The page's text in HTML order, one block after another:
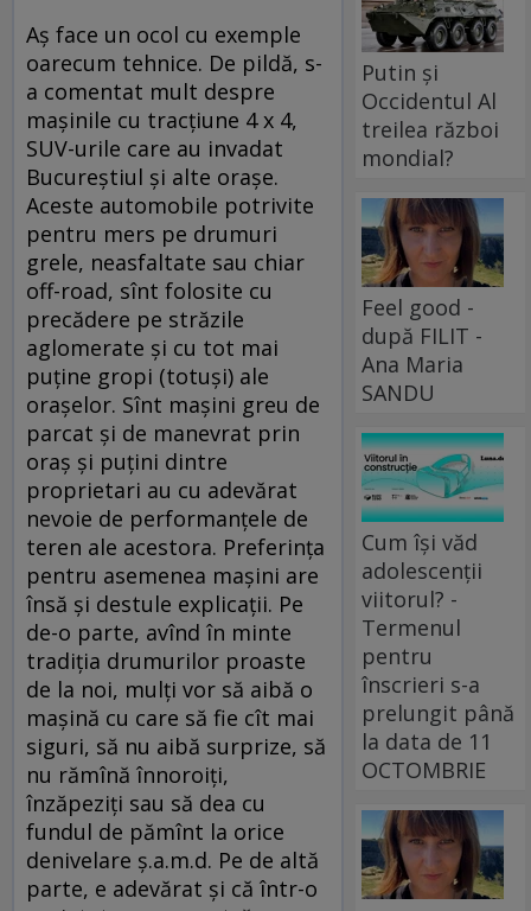
Aş face un ocol cu exemple
oarecum tehnice. De pildă, s-
a comentat mult despre
maşinile cu tracţiune 4 x 4,
SUV-urile care au invadat
Bucureştiul şi alte oraşe.
Aceste automobile potrivite
pentru mers pe drumuri
grele, neasfaltate sau chiar
off-road, sînt folosite cu
precădere pe străzile
aglomerate şi cu tot mai
puţine gropi (totuşi) ale
oraşelor. Sînt maşini greu de
parcat şi de manevrat prin
oraş şi puţini dintre
proprietari au cu adevărat
nevoie de performanţele de
teren ale acestora. Preferinţa
pentru asemenea maşini are
însă şi destule explicaţii. Pe
de-o parte, avînd în minte
tradiţia drumurilor proaste
de la noi, mulţi vor să aibă o
maşină cu care să fie cît mai
siguri, să nu aibă surprize, să
nu rămînă înnoroiţi,
înzăpeziţi sau să dea cu
fundul de pămînt la orice
denivelare ş.a.m.d. Pe de altă
parte, e adevărat şi că într-o
Putin și
Occidentul Al
treilea război
mondial?
Feel good -
după FILIT -
Ana Maria
SANDU
Cum își văd
adolescenții
viitorul? -
Termenul
pentru
înscrieri s-a
prelungit până
la data de 11
OCTOMBRIE